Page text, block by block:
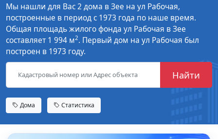
Мы нашли для Вас 2 дома в Зее на ул Рабочая,
построенные в период с 1973 года по наше время.
Общая площадь жилого фонда ул Рабочая в Зее
составляет 1 994 м2. Первый дом на ул Рабочая был
построен в 1973 году.
Найти
Дома Статистика